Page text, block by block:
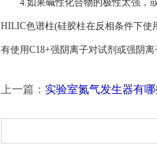
4.如果碱性化合物的极性太强，或
HILIC色谱柱(硅胶柱在反相条件下使
有使用C18+强阴离子对试剂或强阴
上一篇： 实验室氮气发生器有